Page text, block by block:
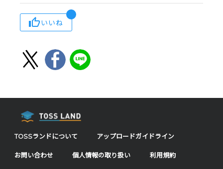
いいね
TOSSランドについて アップロードガイドライン
お問い合わせ 個人情報の取り扱い 利用規約